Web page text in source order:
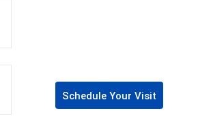
Schedule Your Visit